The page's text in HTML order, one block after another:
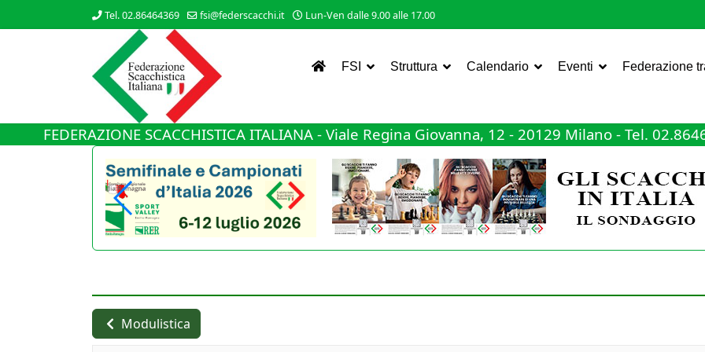
Tel. 02.86464369 fsi@federscacchi.it Lun-Ven dalle 9.00 alle 17.00
FSI Struttura Calendario Eventi Federazione
FEDERAZIONE SCACCHISTICA ITALIANA - Viale Regina Giovanna, 12 - 20129 Milano - Tel.
Modulistica